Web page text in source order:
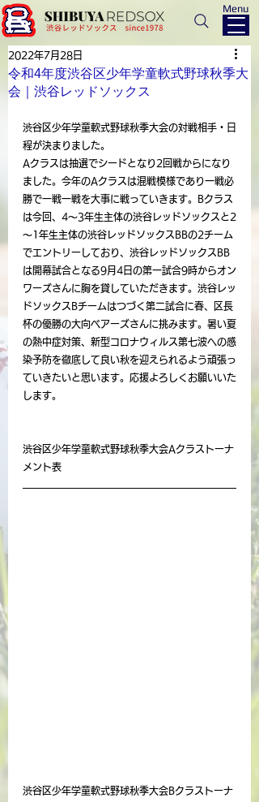
Menu
令和4年度渋谷区少年学童軟式野球秋季大
会｜渋谷レッドソックス
2022年7月28日
渋谷区少年学童軟式野球秋季大会の対戦相手・日
程が決まりました。
Aクラスは抽選でシードとなり2回戦からになり
ました。今年のAクラスは混戦模様であり一戦必
勝で一戦一戦を大事に戦っていきます。Bクラス
は今回、4～3年生主体の渋谷レッドソックスと2
～1年生主体の渋谷レッドソックスBBの2チーム
でエントリーしており、渋谷レッドソックスBB
は開幕試合となる9月4日の第一試合9時からオン
ワーズさんに胸を貸していただきます。渋谷レッ
ドソックスBチームはつづく第二試合に春、区長
杯の優勝の大向ベアーズさんに挑みます。暑い夏
の熱中症対策、新型コロナウィルス第七波への感
染予防を徹底して良い秋を迎えられるよう頑張っ
ていきたいと思います。応援よろしくお願いいた
します。
渋谷区少年学童軟式野球秋季大会Aクラストーナ
メント表
渋谷区少年学童軟式野球秋季大会Bクラストーナ